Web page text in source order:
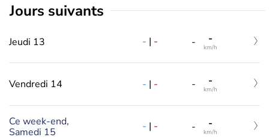
jours suivants
Jeudi 13 - | - - -
km/h
Vendredi 14 - | - - -
km/h
Ce week-end,
Samedi 15
- | - - -
km/h